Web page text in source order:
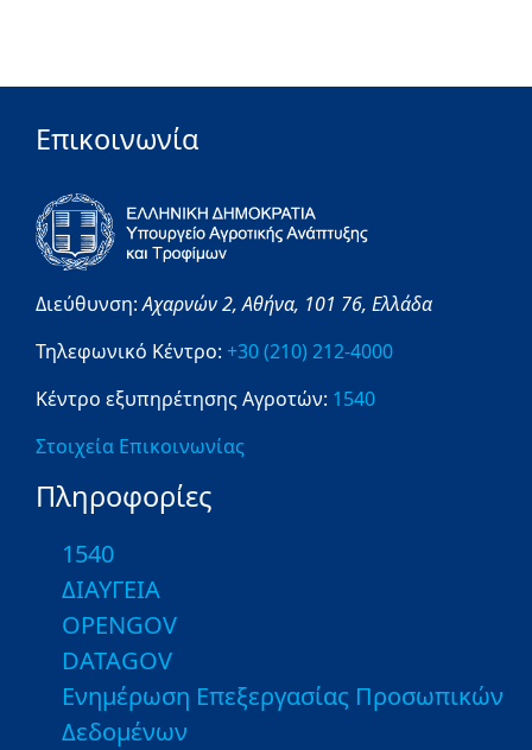
Επικοινωνία
Διεύθυνση:Αχαρνών 2,Αθήνα, 101 76, Ελλάδα
Τηλεφωνικό Κέντρο: +30 (210) 212-4000
Κέντρο εξυπηρέτησης Αγροτών: 1540
Στοιχεία Επικοινωνίας
Πληροφορίες
1540
ΔΙΑΥΓΕΙΑ
OPENGOV
DATAGOV
Ενημέρωση Επεξεργασίας Προσωπικών
Δεδομένων